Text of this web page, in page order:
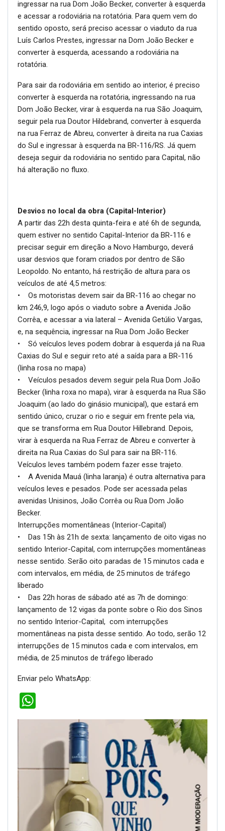
ingressar na rua Dom João Becker, converter à esquerda
e acessar a rodoviária na rotatória. Para quem vem do
sentido oposto, será preciso acessar o viaduto da rua
Luís Carlos Prestes, ingressar na Dom João Becker e
converter à esquerda, acessando a rodoviária na
rotatória.
Para sair da rodoviária em sentido ao interior, é preciso
converter à esquerda na rotatória, ingressando na rua
Dom João Becker, virar à esquerda na rua São Joaquim,
seguir pela rua Doutor Hildebrand, converter à esquerda
na rua Ferraz de Abreu, converter à direita na rua Caxias
do Sul e ingressar à esquerda na BR-116/RS. Já quem
deseja seguir da rodoviária no sentido para Capital, não
há alteração no fluxo.
Desvios no local da obra (Capital-Interior)
A partir das 22h desta quinta-feira e até 6h de segunda,
quem estiver no sentido Capital-Interior da BR-116 e
precisar seguir em direção a Novo Hamburgo, deverá
usar desvios que foram criados por dentro de São
Leopoldo. No entanto, há restrição de altura para os
veículos de até 4,5 metros:
• Os motoristas devem sair da BR-116 ao chegar no
km 246,9, logo após o viaduto sobre a Avenida João
Corrêa, e acessar a via lateral – Avenida Getúlio Vargas,
e, na sequência, ingressar na Rua Dom João Becker
• Só veículos leves podem dobrar à esquerda já na Rua
Caxias do Sul e seguir reto até a saída para a BR-116
(linha rosa no mapa)
• Veículos pesados devem seguir pela Rua Dom João
Becker (linha roxa no mapa), virar à esquerda na Rua São
Joaquim (ao lado do ginásio municipal), que estará em
sentido único, cruzar o rio e seguir em frente pela via,
que se transforma em Rua Doutor Hillebrand. Depois,
virar à esquerda na Rua Ferraz de Abreu e converter à
direita na Rua Caxias do Sul para sair na BR-116.
Veículos leves também podem fazer esse trajeto.
• A Avenida Mauá (linha laranja) é outra alternativa para
veículos leves e pesados. Pode ser acessada pelas
avenidas Unisinos, João Corrêa ou Rua Dom João
Becker.
Interrupções momentâneas (Interior-Capital)
• Das 15h às 21h de sexta: lançamento de oito vigas no
sentido Interior-Capital, com interrupções momentâneas
nesse sentido. Serão oito paradas de 15 minutos cada e
com intervalos, em média, de 25 minutos de tráfego
liberado
• Das 22h horas de sábado até as 7h de domingo:
lançamento de 12 vigas da ponte sobre o Rio dos Sinos
no sentido Interior-Capital, com interrupções
momentâneas na pista desse sentido. Ao todo, serão 12
interrupções de 15 minutos cada e com intervalos, em
média, de 25 minutos de tráfego liberado
Enviar pelo WhatsApp: